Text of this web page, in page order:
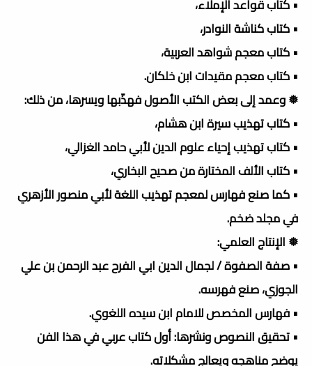
• كتاب قواعد الإملاء،
• كتاب كناشة النوادر،
• كتاب معجم شواهد العربية،
• كتاب معجم مقيدات ابن خلكان.
❅ وعمد إلى بعض الكتب الأصول فهذّبها ويسرها، من ذلك:
• كتاب تهذيب سيرة ابن هشام،
• كتاب تهذيب إحياء علوم الدين لأبي حامد الغزالي،
• كتاب الألف المختارة من صحيح البخاري،
• كما صنع فهارس لمعجم تهذيب اللغة لأبي منصور الأزهري
في مجلد ضخم.
❅ الإنتاج العلمي:
• صفة الصفوة / لجمال الدين ابي الفرح عبد الرحمن بن علي
الجوزي، صنع فهرسه.
• فهارس المخصص للامام ابن سيده اللغوي.
• تحقيق النصوص ونشرها: أول كتاب عربي في هذا الفن
يوضح مناهجه ويعالج مشكلاته.